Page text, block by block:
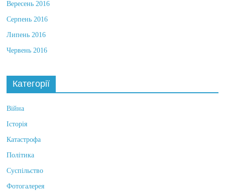
Вересень 2016
Серпень 2016
Липень 2016
Червень 2016
Категорії
Війна
Історія
Катастрофа
Політика
Суспільство
Фотогалерея